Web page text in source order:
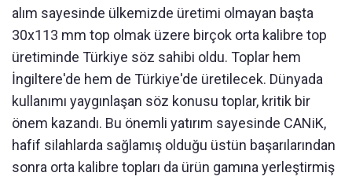
alım sayesinde ülkemizde üretimi olmayan başta
30x113 mm top olmak üzere birçok orta kalibre top
üretiminde Türkiye söz sahibi oldu. Toplar hem
İngiltere'de hem de Türkiye'de üretilecek. Dünyada
kullanımı yaygınlaşan söz konusu toplar, kritik bir
önem kazandı. Bu önemli yatırım sayesinde CANiK,
hafif silahlarda sağlamış olduğu üstün başarılarından
sonra orta kalibre topları da ürün gamına yerleştirmiş